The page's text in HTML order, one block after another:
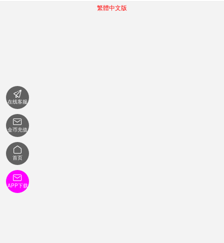
繁體中文版

在线客服

金币充值

首页

APP下载